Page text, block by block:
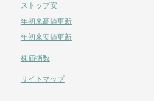
ストップ安
年初来高値更新
年初来安値更新
株価指数
サイトマップ